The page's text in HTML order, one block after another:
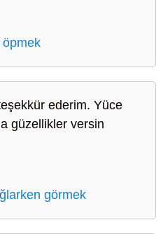
ederim. Yüce
güzellikler versin
görmek